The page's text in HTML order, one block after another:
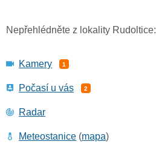
Nepřehlédněte z lokality Rudoltice:
Kamery 1
Počasí u vás 2
Radar
Meteostanice (mapa)